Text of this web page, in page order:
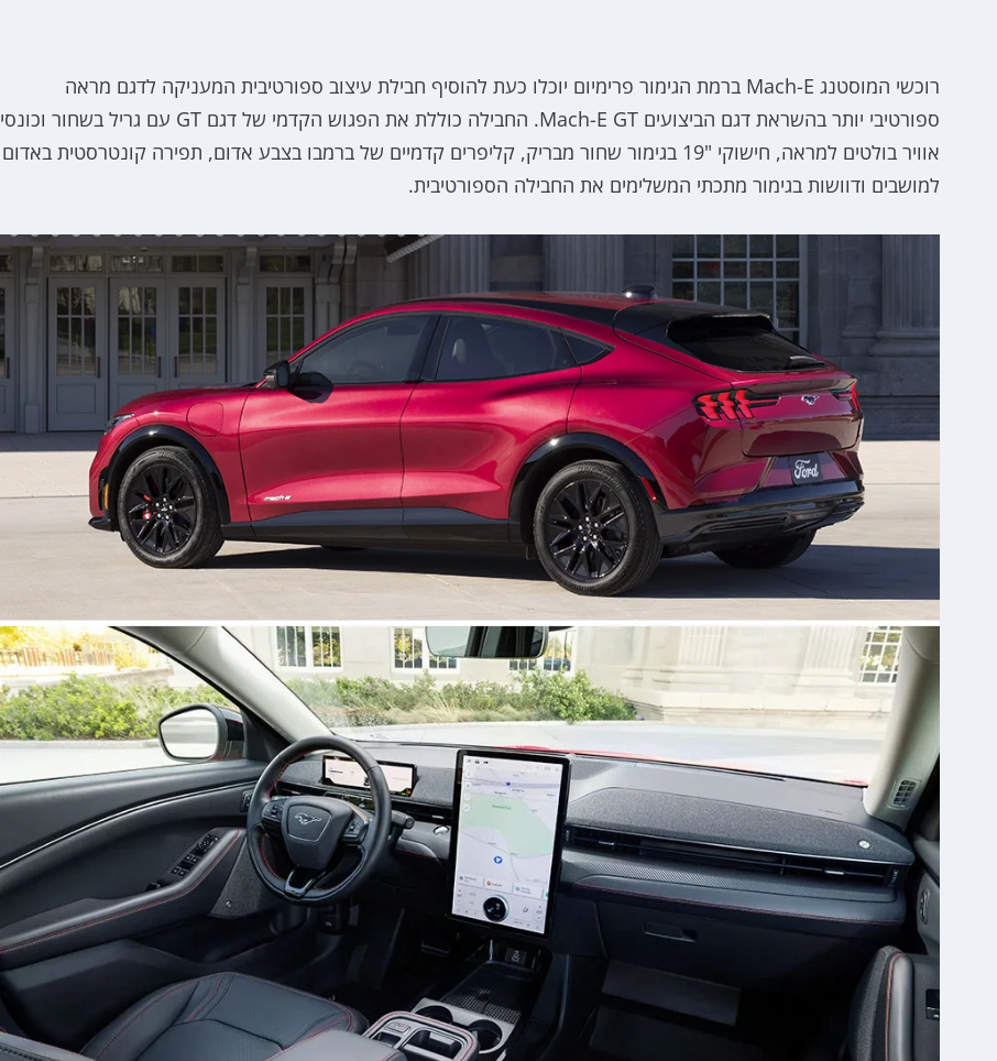
רוכשי המוסטנג Mach-E ברמת הגימור פרימיום יוכלו כעת להוסיף חבילת עיצוב ספורטיבית המעניקה לדגם מראה
ספורטיבי יותר בהשראת דגם הביצועים Mach-E GT. החבילה כוללת את הפגוש הקדמי של דגם GT עם גריל בשחור וכונסי
אוויר בולטים למראה, חישוקי "19 בגימור שחור מבריק, קליפרים קדמיים של ברמבו בצבע אדום, תפירה קונטרסטית באדום
למושבים ודוושות בגימור מתכתי המשלימים את החבילה הספורטיבית.